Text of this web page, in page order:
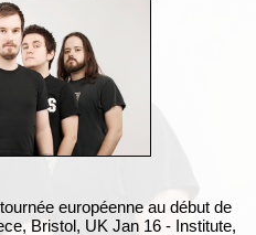
européenne au début de
Bristol, UK Jan 16 - Institute,